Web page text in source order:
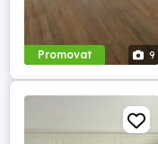
Promovat 9